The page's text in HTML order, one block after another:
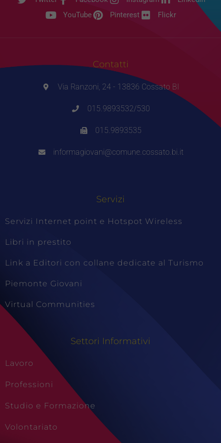
YouTube
Pinterest Flickr
Contatti
Via Ranzoni, 24 - 13836 Cossato BI
015.9893532/530
015.9893535
informagiovani@comune.cossato.bi.it
Servizi
Servizi Internet point e Hotspot Wireless
Libri in prestito
Link a Editori con collane dedicate al Turismo
Piemonte Giovani
Virtual Communities
Settori Informativi
Lavoro
Professioni
Studio e Formazione
Volontariato